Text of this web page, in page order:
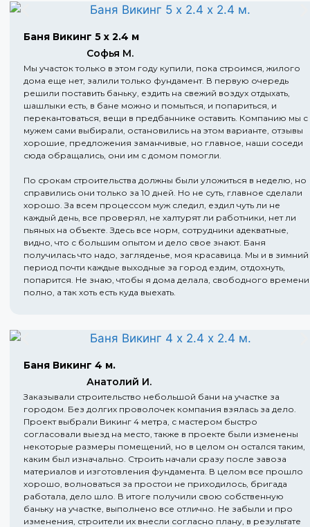
Баня Викинг 5 х 2.4 м
Софья М.
Мы участок только в этом году купили, пока строимся, жилого
дома еще нет, залили только фундамент. В первую очередь
решили поставить баньку, ездить на свежий воздух отдыхать,
шашлыки есть, в бане можно и помыться, и попариться, и
перекантоваться, вещи в предбаннике оставить. Компанию мы с
мужем сами выбирали, остановились на этом варианте, отзывы
хорошие, предложения заманчивые, но главное, наши соседи
сюда обращались, они им с домом помогли.
По срокам строительства должны были уложиться в неделю, но
справились они только за 10 дней. Но не суть, главное сделали
хорошо. За всем процессом муж следил, ездил чуть ли не
каждый день, все проверял, не халтурят ли работники, нет ли
пьяных на объекте. Здесь все норм, сотрудники адекватные,
видно, что с большим опытом и дело свое знают. Баня
получилась что надо, загляденье, моя красавица. Мы и в зимний
период почти каждые выходные за город ездим, отдохнуть,
попарится. Не знаю, чтобы я дома делала, свободного времени
полно, а так хоть есть куда выехать.
Баня Викинг 4 м.
Анатолий И.
Заказывали строительство небольшой бани на участке за
городом. Без долгих проволочек компания взялась за дело.
Проект выбрали Викинг 4 метра, с мастером быстро
согласовали выезд на место, также в проекте были изменены
некоторые размеры помещений, но в целом он остался таким,
каким был изначально. Строить начали сразу после завоза
материалов и изготовления фундамента. В целом все прошло
хорошо, волноваться за простои не приходилось, бригада
работала, дело шло. В итоге получили свою собственную
баньку на участке, выполнено все отлично. Не забыли и про
изменения, строители их внесли согласно плану, в результате